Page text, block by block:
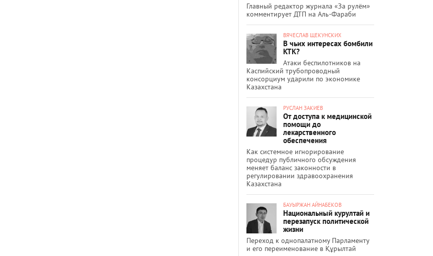
Главный редактор журнала «За рулём»
комментирует ДТП на Аль-Фараби
ВЯЧЕСЛАВ ЩЕКУНСКИХ
В чьих интересах бомбили
КТК?
Атаки беспилотников на
Каспийский трубопроводный
консорциум ударили по экономике
Казахстана
РУСЛАН ЗАКИЕВ
От доступа к медицинской
помощи до
лекарственного
обеспечения
Как системное игнорирование
процедур публичного обсуждения
меняет баланс законности в
регулировании здравоохранения
Казахстана
БАУЫРЖАН АЙНАБЕКОВ
Национальный курултай и
перезапуск политической
жизни
Переход к однопалатному Парламенту
и его переименование в Құрылтай